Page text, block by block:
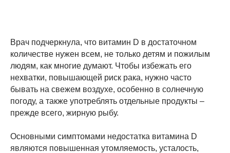
Врач подчеркнула, что витамин D в достаточном
количестве нужен всем, не только детям и пожилым
людям, как многие думают. Чтобы избежать его
нехватки, повышающей риск рака, нужно часто
бывать на свежем воздухе, особенно в солнечную
погоду, а также употреблять отдельные продукты –
прежде всего, жирную рыбу.
Основными симптомами недостатка витамина D
являются повышенная утомляемость, усталость,